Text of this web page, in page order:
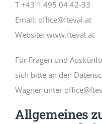
T +43 1 495 04 42-33
Email: office@fteval.at
Website: www.fteval.at
Für Fragen und
sich bitte an den
Wagner unter
Allgemeines